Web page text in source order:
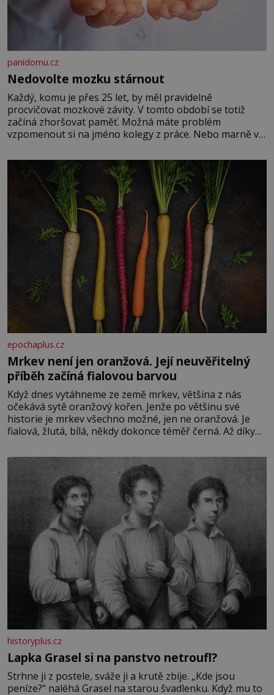
panidomu.cz
Nedovolte mozku stárnout
Každý, komu je přes 25 let, by měl pravidelně
procvičovat mozkové závity. V tomto období se totiž
začíná zhoršovat paměť. Možná máte problém
vzpomenout si na jméno kolegy z práce. Nebo marně v
Je to opravdu tak, s věkem jako kdyby se paměť
rozhodla stávkovat. Cvičte
epochaplus.cz
Mrkev není jen oranžová. Její neuvěřitelný
příběh začíná fialovou barvou
Když dnes vytáhneme ze země mrkev, většina z nás
očekává sytě oranžový kořen. Jenže po většinu své
historie je mrkev všechno možné, jen ne oranžová. Je
fialová, žlutá, bílá, někdy dokonce téměř černá. Až díky
bez které si českou zahradu ani nedokážeme představit.
historyplus.cz
Lapka Grasel si na panstvo netroufl?
Strhne ji z postele, sváže ji a krutě zbije. „Kde jsou
peníze?“ naléhá Grasel na starou švadlenku. Když mu to